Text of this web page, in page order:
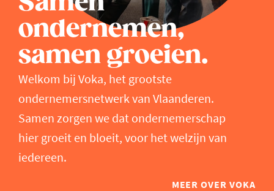
ondernemen,
samen groeien.
Welkom bij Voka, het grootste
ondernemersnetwerk van Vlaanderen.
Samen zorgen we dat ondernemerschap
hier groeit en bloeit, voor het welzijn van
iedereen.
MEER OVER VOKA